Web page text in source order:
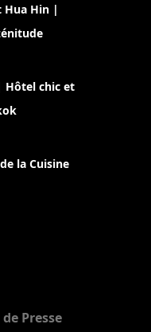
Hua Hin |
Hôtel chic et
la Cuisine
Presse